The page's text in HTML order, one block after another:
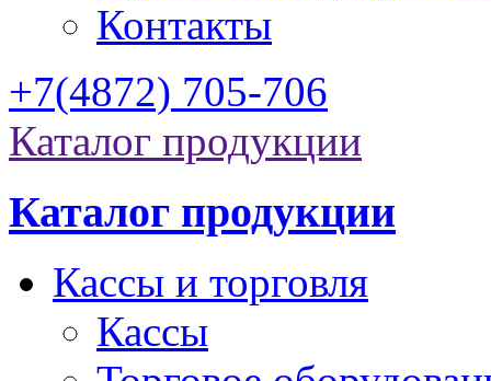
Контакты
+7(4872) 705-706
Каталог продукции
Каталог продукции
Кассы и торговля
Кассы